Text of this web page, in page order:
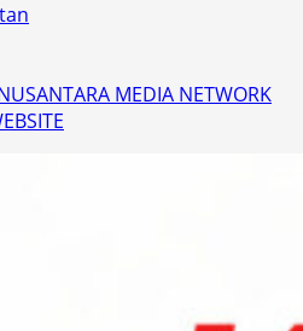
MEDIA NETWORK